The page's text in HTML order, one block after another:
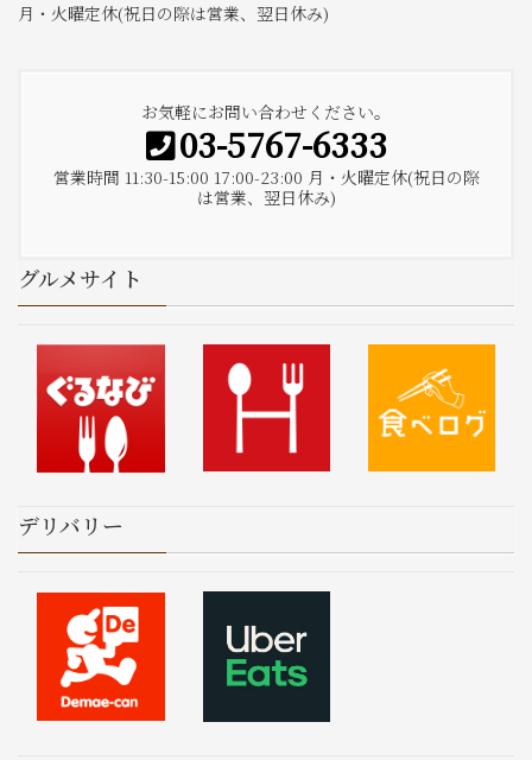
月・火曜定休(祝日の際は営業、翌日休み)
お気軽にお問い合わせください。
03-5767-6333
営業時間 11:30-15:00 17:00-23:00 月・火曜定休(祝日の際
は営業、翌日休み)
グルメサイト
デリバリー